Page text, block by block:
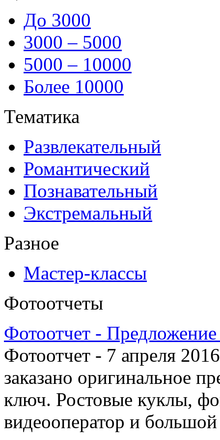
До 3000
3000 – 5000
5000 – 10000
Более 10000
Тематика
Развлекательный
Романтический
Познавательный
Экстремальный
Разное
Мастер-классы
Фотоотчеты
Фотоотчет -
Фотоотчет - 7 апреля
заказано оригинальное
ключ. Ростовые куклы,
видеооператор и